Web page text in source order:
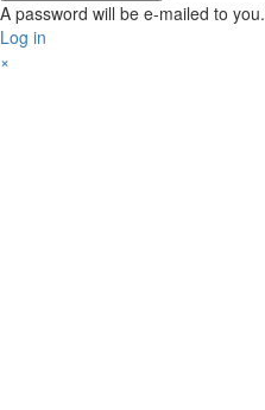
A password will be e-mailed to you.
Log in
×